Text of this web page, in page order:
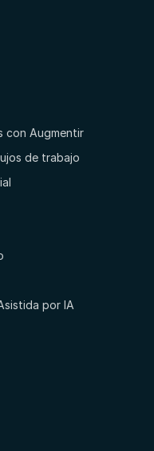
con Augmentir
de trabajo
por IA